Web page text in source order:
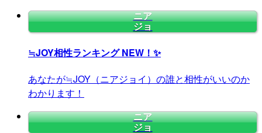
ニア
ジョ
≒JOY相性ランキングNEW！✨
あなたが≒JOY（ニアジョイ）の誰と相性がいいのか
わかります！
ニア
ジョ